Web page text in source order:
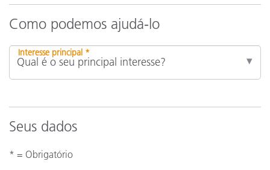
Como podemos ajudá-lo
Interesse principal *
Seus dados
* = Obrigatório